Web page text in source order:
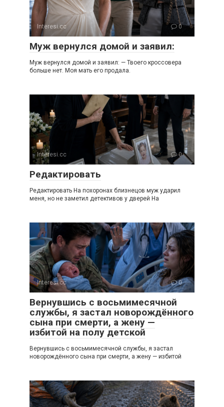
Interesi.cc 0
Муж вернулся домой и заявил:
Муж вернулся домой и заявил: — Твоего кроссовера
больше нет. Моя мать его продала.
Interesi.cc 0
Редактировать
Редактировать На похоронах близнецов муж ударил
меня, но не заметил детективов у дверей На
Interesi.cc 0
Вернувшись с восьмимесячной
службы, я застал новорождённого
сына при смерти, а жену —
избитой на полу детской
Вернувшись с восьмимесячной службы, я застал
новорождённого сына при смерти, а жену — избитой